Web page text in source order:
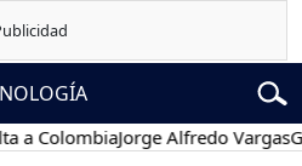
Jorge Alfredo Vargas